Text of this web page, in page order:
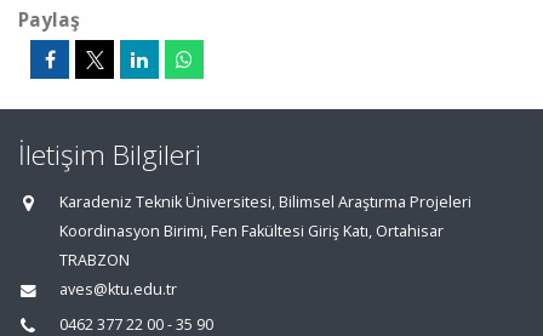
Paylaş
İletişim Bilgileri
Karadeniz Teknik Üniversitesi, Bilimsel Araştırma Projeleri
Koordinasyon Birimi, Fen Fakültesi Giriş Katı, Ortahisar
TRABZON
aves@ktu.edu.tr
0462 377 22 00 - 35 90